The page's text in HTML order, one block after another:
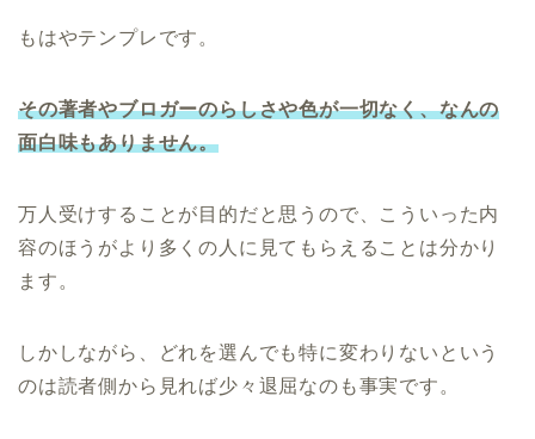
もはやテンプレです。
その著者やブロガーのらしさや色が一切なく、なんの
面白味もありません。
万人受けすることが目的だと思うので、こういった内
容のほうがより多くの人に見てもらえることは分かり
ます。
しかしながら、どれを選んでも特に変わりないという
のは読者側から見れば少々退屈なのも事実です。